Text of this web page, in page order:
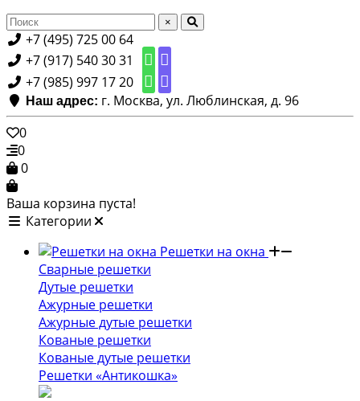
×
+7 (495) 725 00 64
+7 (917) 540 30 31
+7 (985) 997 17 20
Наш адрес: г. Москва, ул. Люблинская, д. 96
0
0
0
Ваша корзина пуста!
Категории
Решетки на окна
Сварные решетки
Дутые решетки
Ажурные решетки
Ажурные дутые решетки
Кованые решетки
Кованые дутые решетки
Решетки «Антикошка»